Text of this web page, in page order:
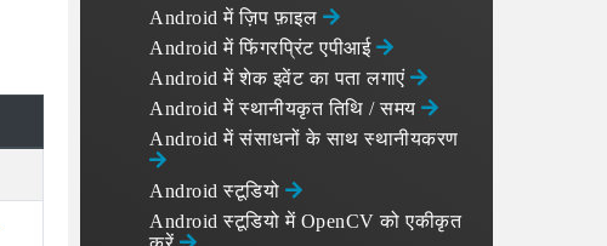
Android में ज़िप फ़ाइल
Android में फिंगरप्रिंट एपीआई
Android में शेक इवेंट का पता लगाएं
Android में स्थानीयकृत तिथि / समय
Android में संसाधनों के साथ स्थानीयकरण
Android स्टूडियो
Android स्टूडियो में OpenCV को एकीकृत